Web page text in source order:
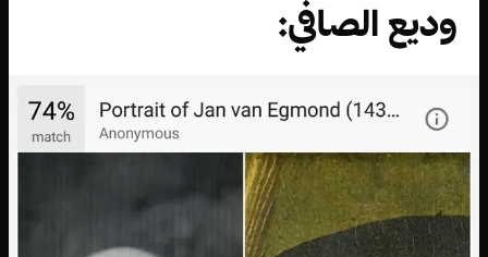
وديع الصافي: